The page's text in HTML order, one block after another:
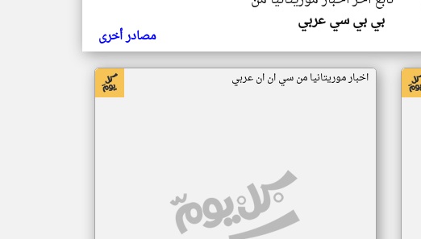
بي بي سي عربي
مصادر أخرى
اخبار موريتانيا من سي ان ان عربي